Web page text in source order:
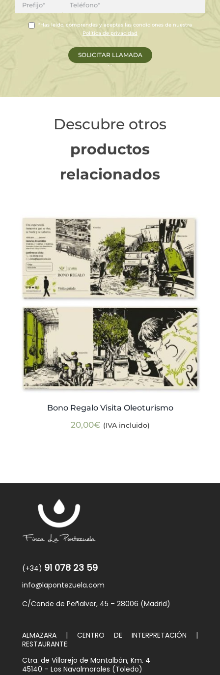
*Has leído, comprendes y aceptas las condiciones de nuestra
Política de privacidad
``
Descubre otros
productos
relacionados
Bono Regalo Visita Oleoturismo
20,00€ (IVA incluido)
(+34) 91 078 23 59
info@lapontezuela.com
C/Conde de Peñalver, 45 – 28006 (Madrid)
ALMAZARA | CENTRO DE INTERPRETACIÓN |
RESTAURANTE:
Ctra. de Villarejo de Montalbán, Km. 4
45140 – Los Navalmorales (Toledo)